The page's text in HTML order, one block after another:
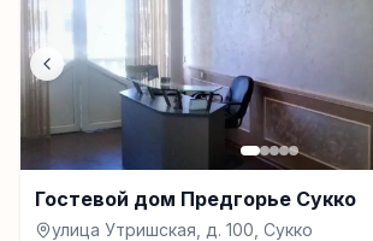
Гостевой дом Предгорье Сукко
улица Утришская, д. 100, Сукко